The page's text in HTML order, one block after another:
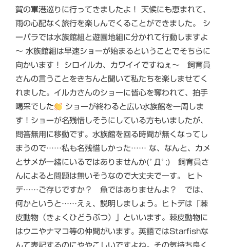
賀の軍港巡りに行ってきましたよ！ 天候にも恵まれて、
雨の心配なく旅行を楽しんでくることができました。 シ
ーパラでは水族館組と遊園地組に分かれて行動しますよ
～ 水族館組は早速ショーが始まるということでそちらに
向かいます！ シロイルカ、カワイイですねぇ～ 飼育員
さんの言うことをきちんと聞いて私たちを楽しませてく
れました。イルカさんのショーに皆心を奪われて、拍手
喝采でした
ショーが終わると広い水族館を一周しま
す！ショーが名残惜しそうにしている方もいましたが、
問答無用に移動です。水族館を回る時間が無くなってし
まうので……私も名残惜しかった…… な、なんと、カメ
とサメが一緒にいるではありませんか(ﾟДﾟ;) 飼育員さ
んによると問題は無いそうなので大丈夫でーす。 ヒト
デ……ご存じですか？ 魚ではありませんよ？ では、
何かというと……えぇ、説明しましょう。ヒトデは「棘
皮動物（きょくひどうぶつ）」といいます。棘皮動物に
はウニやナマコ等の仲間がいます。英語ではStarfishな
んて表記するのにややこしいですよね。その気持ち良く